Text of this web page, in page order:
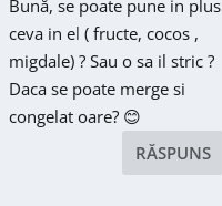
Bună, se poate pune in plus
ceva in el ( fructe, cocos ,
migdale) ? Sau o sa il stric ?
Daca se poate merge si
congelat oare? 😊
RĂSPUNS